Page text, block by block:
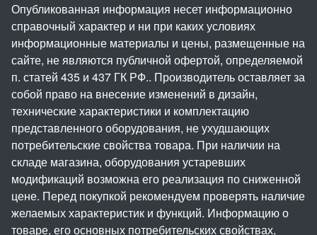
Опубликованная информация несет информационно
справочный характер и ни при каких условиях
информационные материалы и цены, размещенные на
сайте, не являются публичной офертой, определяемой
п. статей 435 и 437 ГК РФ.. Производитель оставляет за
собой право на внесение изменений в дизайн,
технические характеристики и комплектацию
представленного оборудования, не ухудшающих
потребительские свойства товара. При наличии на
складе магазина, оборудования устаревших
модификаций возможна его реализация по сниженной
цене. Перед покупкой рекомендуем проверять наличие
желаемых характеристик и функций. Информацию о
товаре, его основных потребительских свойствах,